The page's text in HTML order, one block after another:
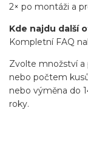
2× po montáži a
Kde najdu další
Kompletní FAQ
Zvolte množství a
nebo počtem
nebo výměna do
roky.